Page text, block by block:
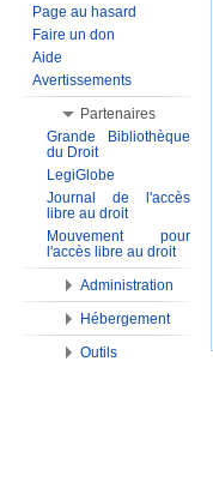
Page au hasard
Faire un don
Aide
Avertissements
Partenaires
Grande Bibliothèque
du Droit
LegiGlobe
Journal de l'accès
libre au droit
Mouvement pour
l'accès libre au droit
Administration
Hébergement
Outils